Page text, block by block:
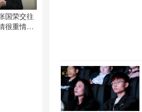
国荣交往
很重情的